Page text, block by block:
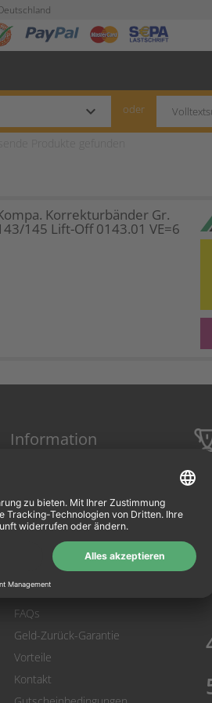
keyboard_arrow_down oder
Korrekturbänder Gr.
145 Lift-Off 0143.01 VE=6
Information
AGB
Datenschutz
Widerrufsbelehrung
Hausmarken-Garantie
Impressum
FAQs
Geld-Zurück-Garantie
Vorteile
Kontakt